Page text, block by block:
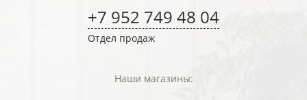
+7 952 749 48 04
Отдел продаж
Наши магазины: